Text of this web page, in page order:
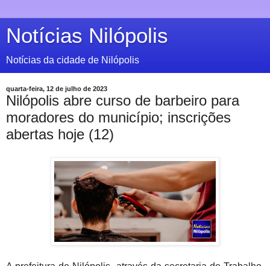
Notícias Nilópolis
Notícias da cidade de Nilópolis
quarta-feira, 12 de julho de 2023
Nilópolis abre curso de barbeiro para
moradores do município; inscrições
abertas hoje (12)